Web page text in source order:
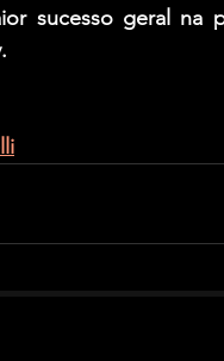
sucesso geral na